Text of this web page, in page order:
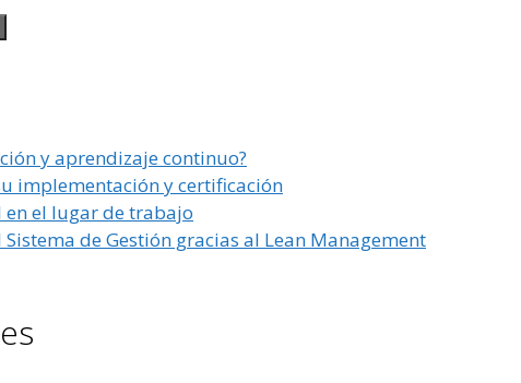
y aprendizaje continuo?
implementación y certificación
el lugar de trabajo
de Gestión gracias al Lean Management